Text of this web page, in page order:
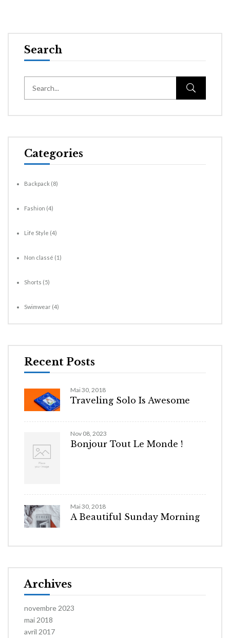
Search
Categories
Backpack (8)
Fashion (4)
Life Style (4)
Non classé (1)
Shorts (5)
Swimwear (4)
Recent Posts
Mai 30, 2018
Traveling Solo Is Awesome
Nov 08, 2023
Bonjour Tout Le Monde !
Mai 30, 2018
A Beautiful Sunday Morning
Archives
novembre 2023
mai 2018
avril 2017